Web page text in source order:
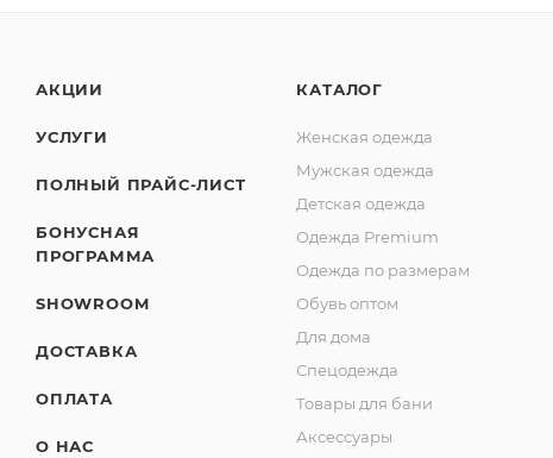
АКЦИИ
УСЛУГИ
ПОЛНЫЙ ПРАЙС-ЛИСТ
БОНУСНАЯ
ПРОГРАММА
SHOWROOM
ДОСТАВКА
ОПЛАТА
О НАС
КАТАЛОГ
Женская одежда
Мужская одежда
Детская одежда
Одежда Premium
Одежда по размерам
Обувь оптом
Для дома
Спецодежда
Товары для бани
Аксессуары